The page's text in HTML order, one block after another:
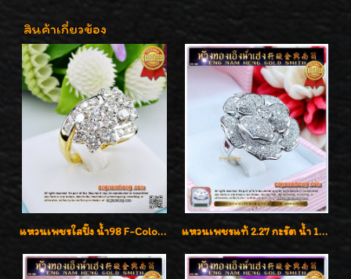
สินค้าเกี่ยวข้อง
แหวนเพชรใสปิ๊ง น้ำ98 F-Color/VVS1 น้ำหนักเพชรรวม 2.56 กะรัต ใส่เต็มนิ้วเพชรเป็นน้ำเป็นเนื้อสวยมากๆค่ะ แหวนเพชรแท้ 2.27 กะรัต น้ำ 100% เบลเยี่ยมคัท ลวดลายดอกกุหลาบหรู